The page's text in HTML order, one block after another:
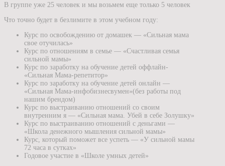
В группе уже 25 человек и мы возьмем еще только 5 человек
Что точно будет в безлимите в этом учебном году:
Курс по освобождению от домашек — «Сильная мама
свое отучилась»
Курс по отношениям в семье — «Счастливая семья
сильной мамы»
Курс по заработку на обучение детей оффлайн-
«Сильная Мама-репетитор»
Курс по заработку на обучение детей онлайн —
«Сильная Мама-инфобизнесвумен»(без работы под
нашим брендом)
Курс по выстраиванию отношений со своим
внутренним я — «Сильная мама. Убей в себе Золушку»
Курс по выстраиванию отношений с деньгами —
«Школа денежного мышления сильной мамы»
Курс, который поможет все успеть — «У сильной мамы
72 часа в сутках»
Годовое участие в «Школе умных детей»